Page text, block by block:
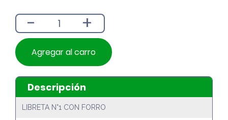
$1.490.
$1.290.
- +
Agregar al carro
Descripción
LIBRETA N°1 CON FORRO